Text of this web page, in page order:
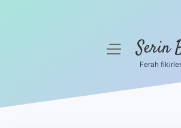
menüyüSerin
Ferah